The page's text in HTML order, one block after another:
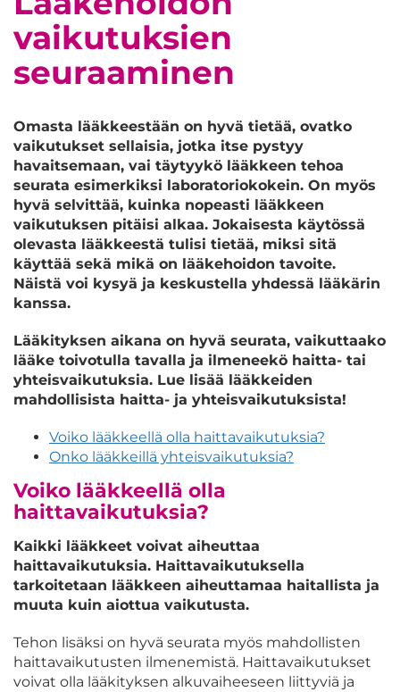
vaikutuksien
seuraaminen
Omasta lääkkeestään on hyvä tietää, ovatko
vaikutukset sellaisia, jotka itse pystyy
havaitsemaan, vai täytyykö lääkkeen tehoa
seurata esimerkiksi laboratoriokokein. On myös
hyvä selvittää, kuinka nopeasti lääkkeen
vaikutuksen pitäisi alkaa. Jokaisesta käytössä
olevasta lääkkeestä tulisi tietää, miksi sitä
käyttää sekä mikä on lääkehoidon tavoite.
Näistä voi kysyä ja keskustella yhdessä lääkärin
kanssa.
Lääkityksen aikana on hyvä seurata, vaikuttaako
lääke toivotulla tavalla ja ilmeneekö haitta- tai
yhteisvaikutuksia. Lue lisää lääkkeiden
mahdollisista haitta- ja yhteisvaikutuksista!
Voiko lääkkeellä olla haittavaikutuksia?
Onko lääkkeillä yhteisvaikutuksia?
Voiko lääkkeellä olla
haittavaikutuksia?
Kaikki lääkkeet voivat aiheuttaa
haittavaikutuksia. Haittavaikutuksella
tarkoitetaan lääkkeen aiheuttamaa haitallista ja
muuta kuin aiottua vaikutusta.
Tehon lisäksi on hyvä seurata myös mahdollisten
haittavaikutusten ilmenemistä. Haittavaikutukset
voivat olla lääkityksen alkuvaiheeseen liittyviä ja